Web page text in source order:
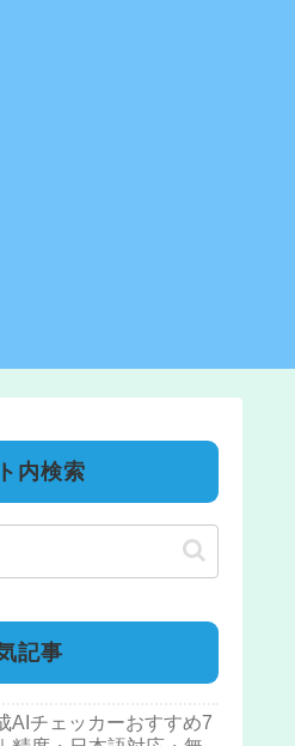
内検索
記事
AIチェッカーおすすめ7